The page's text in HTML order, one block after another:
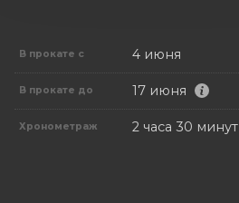
В прокате с 4 июня
В прокате до 17 июня
Хронометраж 2 часа 30 минут